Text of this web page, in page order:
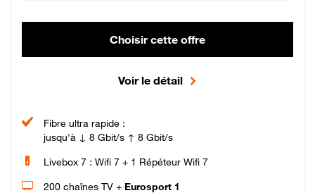
Choisir cette offre
Voir le détail
Fibre ultra rapide :
jusqu'à ↓ 8 Gbit/s ↑ 8 Gbit/s
Livebox 7 : Wifi 7 + 1 Répéteur Wifi 7
200 chaînes TV + Eurosport 1